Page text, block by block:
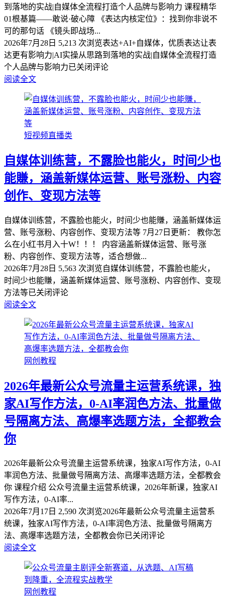
到落地的实战|自媒体全流程打造个人品牌与影响力 课程精华
01根基篇——敢说·破心障 《表达内核定位》：找到你非说不
可的那句话 《镜头即战场...
2026年7月28日 5,213 次浏览表达+AI+自媒体，优质表达让表
达更有影响力|AI实操从思路到落地的实战|自媒体全流程打造
个人品牌与影响力已关闭评论
阅读全文
短视频直播类
自媒体训练营，不露脸也能火，时间少也
能賺，涵盖新媒体运营、账号涨粉、内容
创作、变现方法等
自媒体训练营，不露脸也能火，时间少也能賺，涵盖新媒体运
营、账号涨粉、内容创作、变现方法等 7月27日更新： 教你怎
么在小红书月入十W！！！ 内容涵盖新媒体运营、账号涨
粉、内容创作、变现方法等，适合想做...
2026年7月28日 5,563 次浏览自媒体训练营，不露脸也能火，
时间少也能賺，涵盖新媒体运营、账号涨粉、内容创作、变现
方法等已关闭评论
阅读全文
网创教程
2026年最新公众号流量主运营系统课，独
家AI写作方法，0-AI率润色方法、批量做
号隔离方法、高爆率选题方法，全都教会
你
2026年最新公众号流量主运营系统课，独家AI写作方法，0-AI
率润色方法、批量做号隔离方法、高爆率选题方法，全都教会
你 课程介绍 公众号流量主运营系统课，2026年新课，独家AI
写作方法，0-AI率...
2026年7月17日 2,590 次浏览2026年最新公众号流量主运营系
统课，独家AI写作方法，0-AI率润色方法、批量做号隔离方
法、高爆率选题方法，全都教会你已关闭评论
阅读全文
网创教程